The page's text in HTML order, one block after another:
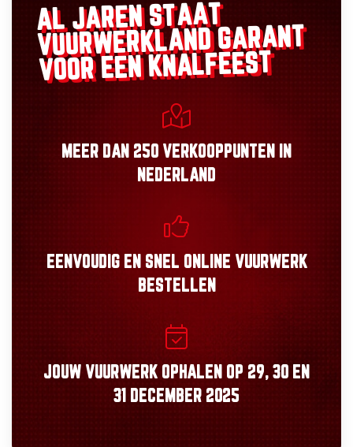
AL JAREN STAAT
VUURWERKLANDGARANT
VOOR EEN KNALFEEST
MEER DAN 250 VERKOOPPUNTEN
IN
NEDERLAND
EENVOUDIGEN SNEL ONLINE VUURWERK
BESTELLEN
JOUW VUURWERK OPHALEN OP 29, 30 EN
31 DECEMBER 2025